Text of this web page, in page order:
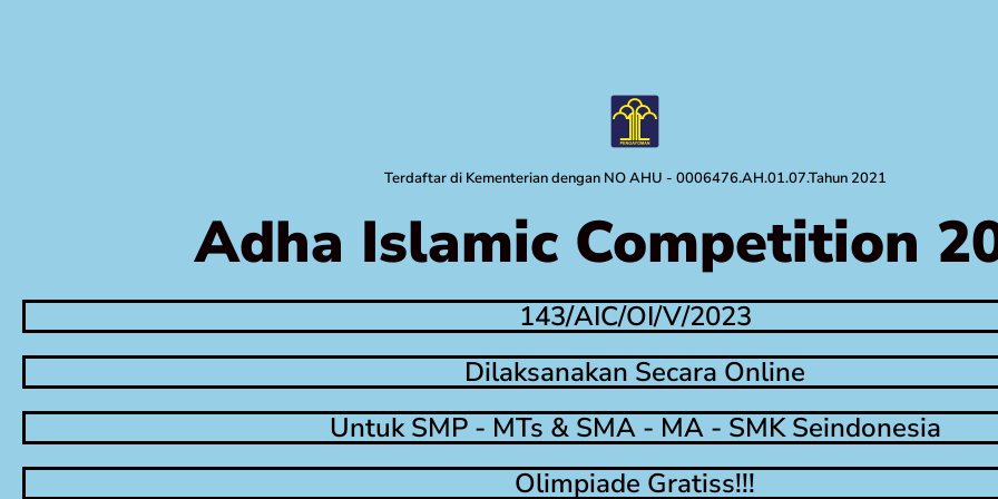
Terdaftar di Kementerian dengan NO AHU - 0006476.AH.01.07.Tahun 2021
Adha Islamic Competition
143/AIC/OI/V/2023
Dilaksanakan Secara Online
Untuk SMP - MTs & SMA - MA - SMK Seindonesia
Olimpiade Gratiss!!!